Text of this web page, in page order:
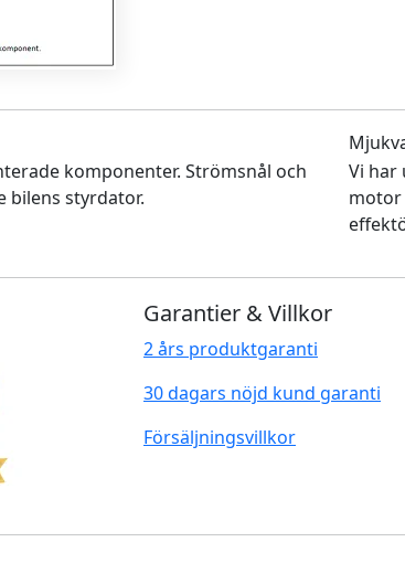
komponenter. Strömsnål och
bilens styrdator.
Vi har
motor
Garantier & Villkor
2 års produktgaranti
30 dagars nöjd kund garanti
Försäljningsvillkor